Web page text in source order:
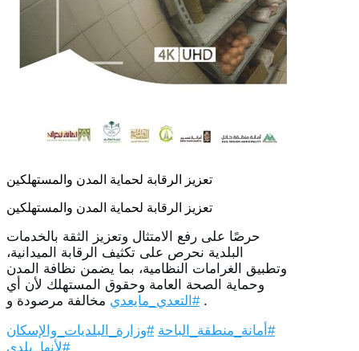
تعزيز الرقابة لحماية المدن والمستهلكين
تعزيز الرقابة لحماية المدن والمستهلكين
حرصًا على رفع الامتثال وتعزيز الثقة بالخدمات
البلدية نحرص على تكثيف الرقابة الميدانية،
وتطبيق الغرامات النظامية، بما يضمن نظافة المدن
وحماية الصحة العامة وحقوق المستهلك لأن أي
#التعدي_مايعدي.
#وزارة_البلديات_والإسكان #أمانة_منطقة_الباحة
#لأنها_بلدي